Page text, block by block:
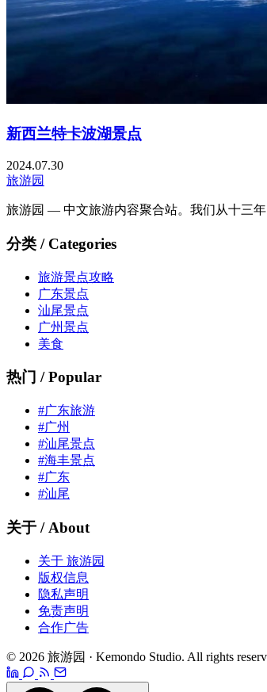
新西兰特卡波湖景点
2024.07.30
旅游园
旅游园 — 中文旅游内容聚合站。我们从十三
分类 / Categories
旅游景点攻略
广东景点
汕尾景点
广州景点
美食
热门 / Popular
#广东旅游
#广州
#汕尾景点
#海丰景点
#广东
#汕尾
关于 / About
关于 旅游园
版权信息
隐私声明
免责声明
合作广告
© 2026 旅游园 · Kemondo Studio. All rights